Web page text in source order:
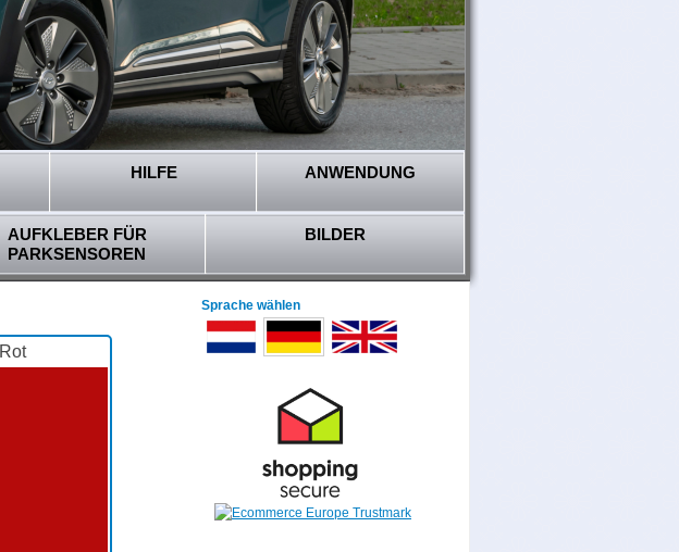
HILFE ANWENDUNG
AUFKLEBER FÜR
PARKSENSOREN
BILDER
Rot
Sprache wählen